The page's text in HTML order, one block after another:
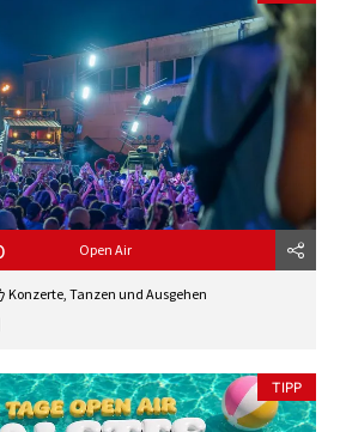
Konzerte, Tanzen und Ausgehen
Open Air
TIPP